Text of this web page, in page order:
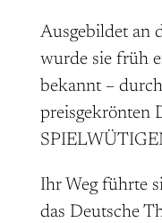
Ausgebildet an
wurde sie früh
bekannt –
preisgekrönten
Ihr Weg führte
das Deutsche